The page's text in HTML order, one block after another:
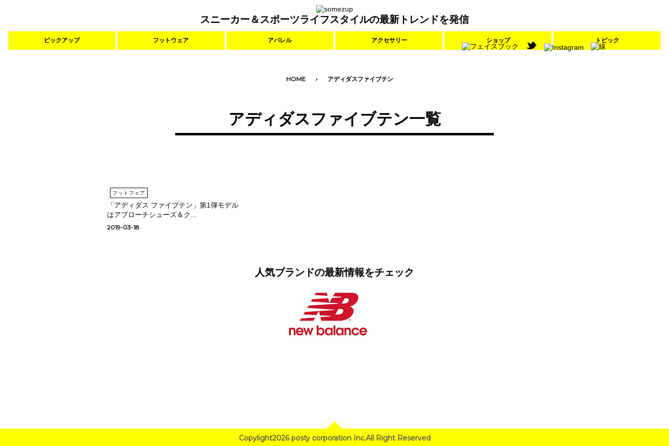
スニーカー＆スポーツライフスタイルの最新トレンドを発信
ピックアップ フットウェア アパレル アクセサリー ショップ トピック
HOME アディダスファイブテン
アディダスファイブテン一覧
フットフェア
「アディダス ファイブテン」第1弾モデル
はアプローチシューズ＆ク...
2019-03-18
人気ブランドの最新情報をチェック
Copylight2026 posty corporation Inc.All Right Reserved